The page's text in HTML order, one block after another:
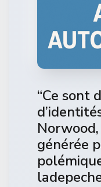
“Ce sont
générée